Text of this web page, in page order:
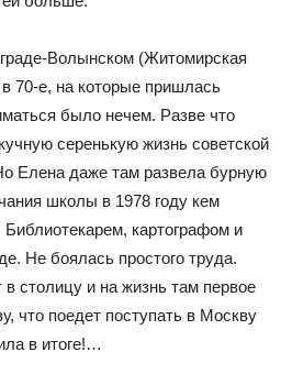
Волынском (Житомирская
70-е, на которые пришлась
было нечем. Разве что
серенькую жизнь советской
Елена даже там развела бурную
школы в 1978 году кем
картографом и
Не боялась простого труда.
столицу и на жизнь там первое
что поедет поступать в Москву
в итоге!…